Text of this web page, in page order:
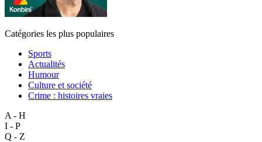
Catégories les plus populaires
Sports
Actualités
Humour
Culture et société
Crime : histoires vraies
A - H
I - P
Q - Z